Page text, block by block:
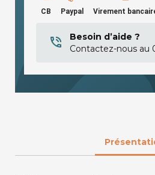
CB Paypal Virement
Besoin d’aide ?
Contactez-nous au